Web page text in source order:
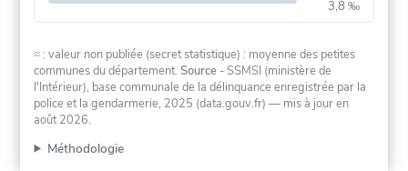
3,8 ‰
≈ : valeur non publiée (secret statistique) : moyenne des petites
communes du département.Source - SSMSI (ministère de
l'Intérieur), base communale de la délinquance enregistrée par la
police et la gendarmerie, 2025 (data.gouv.fr) — mis à jour en
août 2026.
Méthodologie